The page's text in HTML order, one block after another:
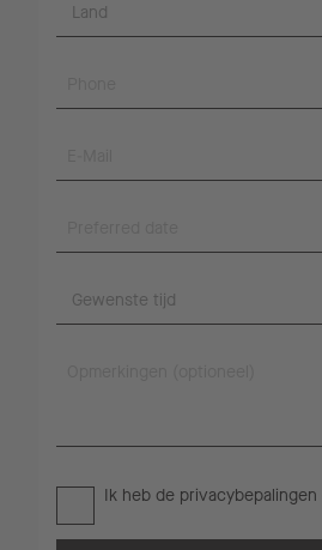
Ik heb de privacybepalingen